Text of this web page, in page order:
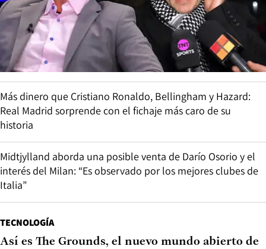
Más dinero que Cristiano Ronaldo, Bellingham y Hazard:
Real Madrid sorprende con el fichaje más caro de su
historia
Midtjylland aborda una posible venta de Darío Osorio y el
interés del Milan: “Es observado por los mejores clubes de
Italia”
TECNOLOGÍA
Así es The Grounds, el nuevo mundo abierto de